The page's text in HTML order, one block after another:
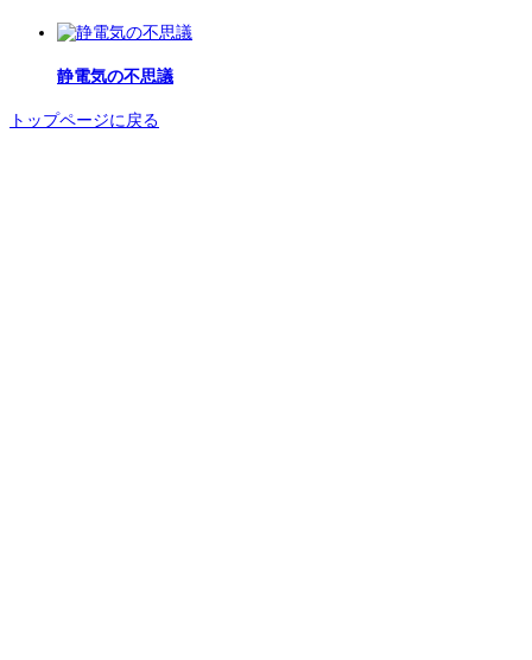
静電気の不思議
トップページに戻る